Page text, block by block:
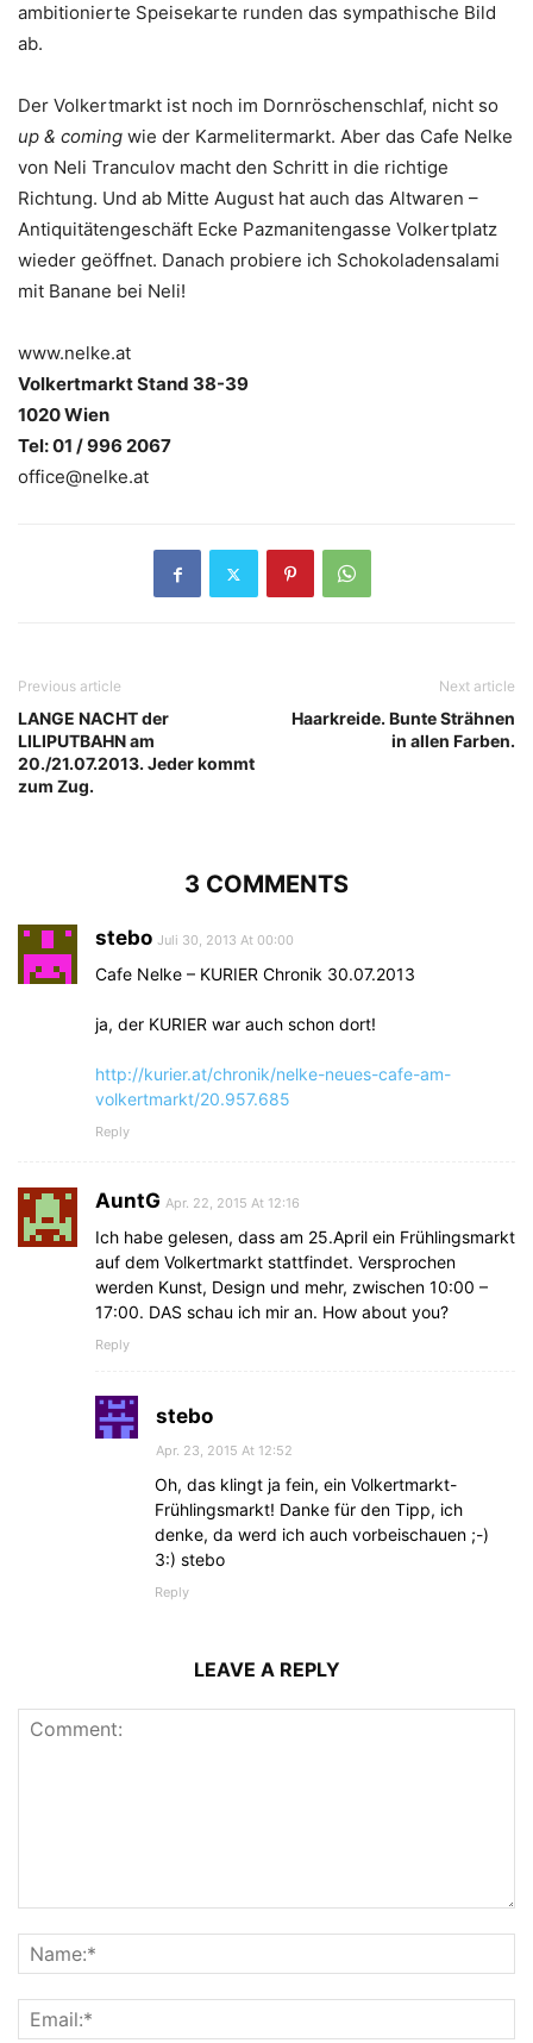
ambitionierte Speisekarte runden das sympathische Bild
ab.
Der Volkertmarkt ist noch im Dornröschenschlaf, nicht so
up & coming wie der Karmelitermarkt. Aber das Cafe Nelke
von Neli Tranculov macht den Schritt in die richtige
Richtung. Und ab Mitte August hat auch das Altwaren –
Antiquitätengeschäft Ecke Pazmanitengasse Volkertplatz
wieder geöffnet. Danach probiere ich Schokoladensalami
mit Banane bei Neli!
www.nelke.at
Volkertmarkt Stand 38-39
1020 Wien
Tel: 01 / 996 2067
office@nelke.at
Previous article
LANGE NACHT der
LILIPUTBAHN am
20./21.07.2013. Jeder kommt
zum Zug.
Next article
Haarkreide. Bunte Strähnen
in allen Farben.
3 COMMENTS
stebo Juli 30, 2013 At 00:00
Cafe Nelke – KURIER Chronik 30.07.2013
ja, der KURIER war auch schon dort!
http://kurier.at/chronik/nelke-neues-cafe-am-
volkertmarkt/20.957.685
Reply
AuntG Apr. 22, 2015 At 12:16
Ich habe gelesen, dass am 25.April ein Frühlingsmarkt
auf dem Volkertmarkt stattfindet. Versprochen
werden Kunst, Design und mehr, zwischen 10:00 –
17:00. DAS schau ich mir an. How about you?
Reply
stebo
Apr. 23, 2015 At 12:52
Oh, das klingt ja fein, ein Volkertmarkt-
Frühlingsmarkt! Danke für den Tipp, ich
denke, da werd ich auch vorbeischauen ;-)
3:) stebo
Reply
LEAVE A REPLY